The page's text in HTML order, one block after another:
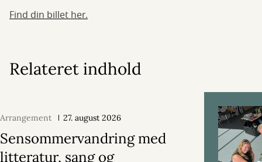
Find din billet her.
Relateret indhold
Arrangement 27. august 2026
Sensommervandring med
litteratur, sang og